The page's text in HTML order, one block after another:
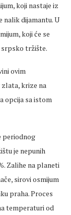
koji nastaje iz
dijamantu. U
koji će se
tržište.
ovim
krize na
opcija sa istom
periodnog
je nepunih
Zalihe na planeti
sirovi osmijum
praha. Proces
temperaturi od